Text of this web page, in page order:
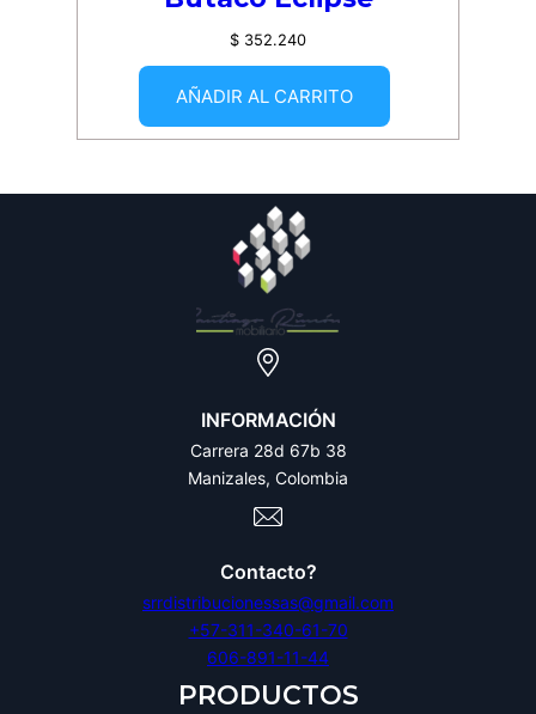
$ 352.240
AÑADIR AL CARRITO
INFORMACIÓN
Carrera 28d 67b 38
Manizales, Colombia
Contacto?
srrdistribucionessas@gmail.com
+57-311-340-61-70
606-891-11-44
PRODUCTOS